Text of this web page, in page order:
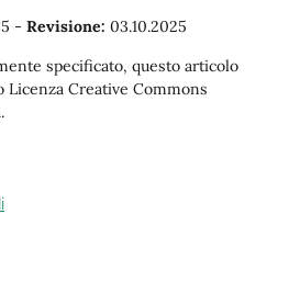
- Revisione: 03.10.2025
specificato, questo articolo
Licenza Creative Commons